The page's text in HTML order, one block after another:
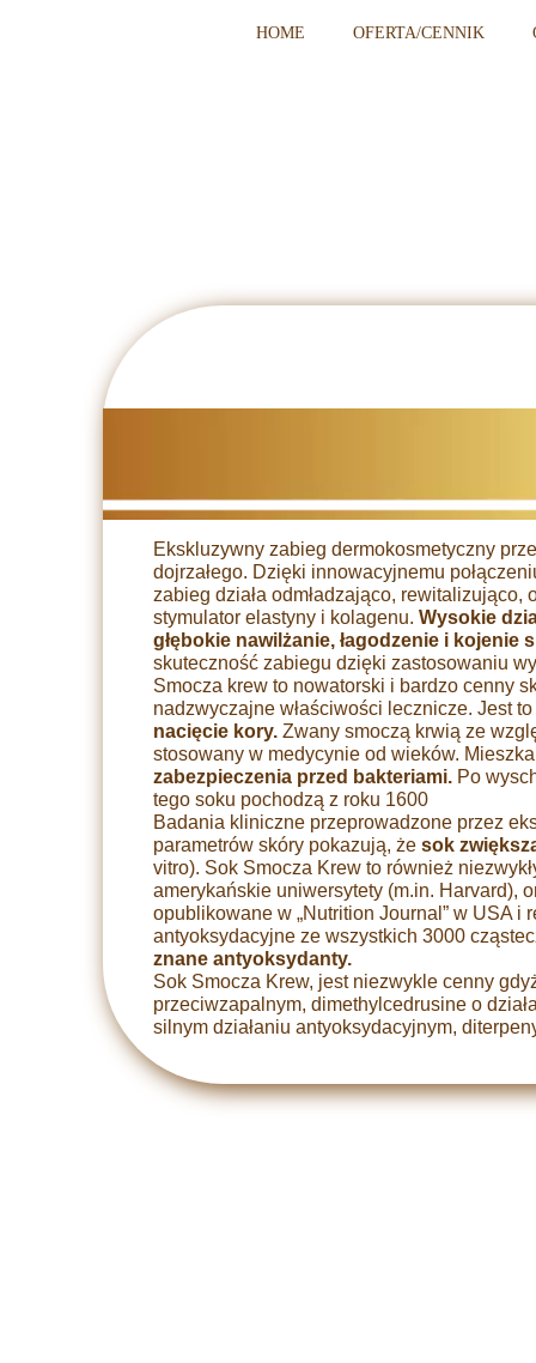
Ekskluzywny zabieg dermokosmetyczny
dojrzałego. Dzięki innowacyjnemu
zabieg działa odmładzająco,
stymulator elastyny i kolagenu. Wysokie
głębokie nawilżanie, łagodzenie i kojenie
skuteczność zabiegu dzięki zastosowaniu
Smocza krew to nowatorski i bardzo cenny
nadzwyczajne właściwości lecznicze. Jest to
nacięcie kory. Zwany smoczą krwią ze
stosowany w medycynie od wieków.
zabezpieczenia przed bakteriami. Po
tego soku pochodzą z roku 1600
Badania kliniczne przeprowadzone przez
parametrów skóry pokazują, że sok
vitro). Sok Smocza Krew to również
amerykańskie uniwersytety (m.in. Harvard),
opublikowane w „Nutrition Journal” w USA
antyoksydacyjne ze wszystkich 3000
znane antyoksydanty.
Sok Smocza Krew, jest niezwykle cenny
przeciwzapalnym, dimethylcedrusine o
silnym działaniu antyoksydacyjnym,
HOME OFERTA/CENNIK